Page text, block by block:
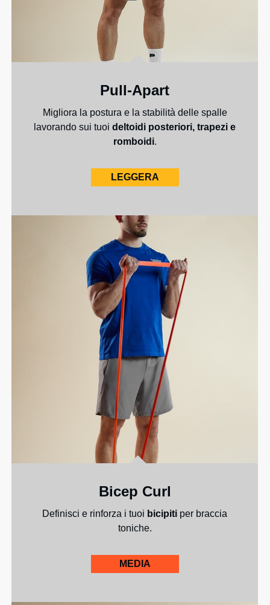
Pull-Apart
Migliora la postura e la stabilità delle spalle
lavorando sui tuoideltoidi posteriori, trapezi e
romboidi.
LEGGERA
Bicep Curl
Definisci e rinforza i tuoi bicipiti per braccia
toniche.
MEDIA